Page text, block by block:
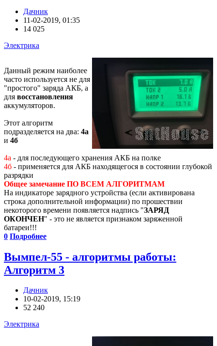
Дачник
11-02-2019, 01:35
14 025
Электрика
Данный режим наиболее
часто используется не для
"простого" заряда АКБ, а
для восстановления
аккумуляторов.
Этот алгоритм
подразделяется на два: 4а
и 4б
4а - для последующего хранения АКБ на полке
4б - применяется для АКБ находящегося в состоянии глубокой
разрядки
Общее замечание ПО ВСЕМ АЛГОРИТМАМ
На индикаторе зарядного устройства (если активирована
строка дополнительной информации) по прошествии
некоторого времени появляется надпись "ЗАРЯД
ОКОНЧЕН" - это не является признаком заряженной
батареи!!!
0 Подробнее
Вымпел-55 - алгоритмы работы:
Алгоритм 3
Дачник
10-02-2019, 15:19
52 240
Электрика